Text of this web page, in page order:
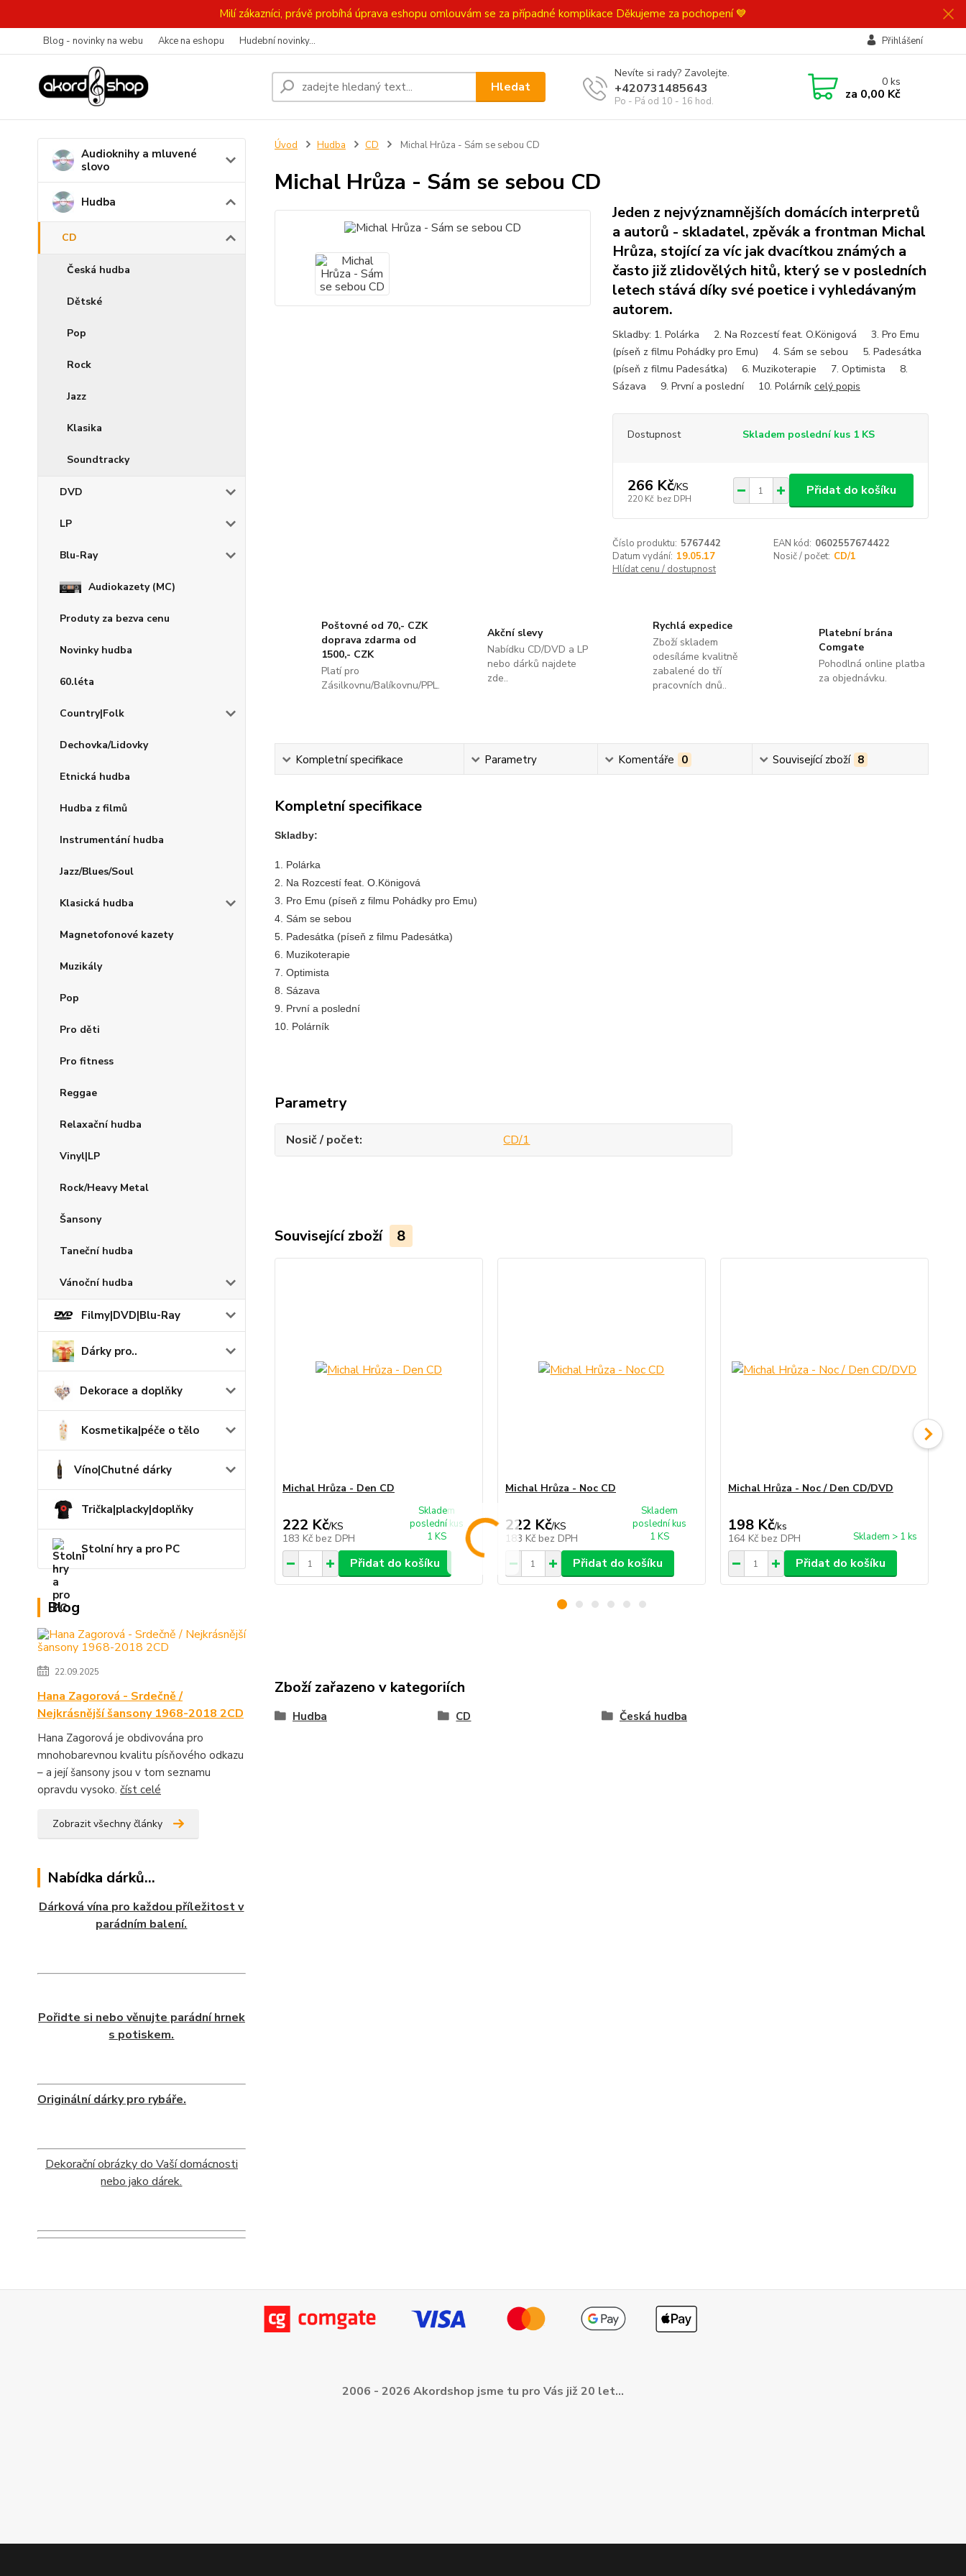
Milí zákazníci, právě probíhá úprava eshopu omlouvám se za případné komplikace Děkujeme za pochopení 💙
Blog - novinky na webu Akce na eshopu Hudební novinky... Přihlášení
Hledat
Nevíte si rady? Zavolejte.
+420731485643
Po - Pá od 10 - 16 hod.
0ks
za 0,00 Kč
Audioknihy a mluvené
slovo
Hudba
CD
Česká hudba
Dětské
Pop
Rock
Jazz
Klasika
Soundtracky
DVD
LP
Blu-Ray
Audiokazety (MC)
Produty za bezva cenu
Novinky hudba
60.léta
Country|Folk
Dechovka/Lidovky
Etnická hudba
Hudba z filmů
Instrumentání hudba
Jazz/Blues/Soul
Klasická hudba
Magnetofonové kazety
Muzikály
Pop
Pro děti
Pro fitness
Reggae
Relaxační hudba
Vinyl|LP
Rock/Heavy Metal
Šansony
Taneční hudba
Vánoční hudba
Filmy|DVD|Blu-Ray
Dárky pro..
Dekorace a doplňky
Kosmetika|péče o tělo
Víno|Chutné dárky
Trička|placky|doplňky
Stolní hry a pro PC
Blog
22.09.2025
Hana Zagorová - Srdečně /
Nejkrásnější šansony 1968-2018 2CD
Hana Zagorová je obdivována pro
mnohobarevnou kvalitu písňového odkazu
– a její šansony jsou v tom seznamu
opravdu vysoko. číst celé
Zobrazit všechny články
Nabídka dárků...
Dárková vína pro každou příležitost v
parádním balení.
Pořidte si nebo věnujte parádní hrnek
s potiskem.
Originální dárky pro rybáře.
Dekorační obrázky do Vaší domácnosti
nebo jako dárek.
Úvod Hudba CD Michal Hrůza - Sám se sebou CD
Michal Hrůza - Sám se sebou CD
Jeden z nejvýznamnějších domácích interpretů
a autorů - skladatel, zpěvák a frontman Michal
Hrůza, stojící za víc jak dvacítkou známých a
často již zlidovělých hitů, který se v posledních
letech stává díky své poetice i vyhledávaným
autorem.
Skladby: 1. Polárka 2. Na Rozcestí feat. O.Königová 3. Pro Emu
(píseň z filmu Pohádky pro Emu) 4. Sám se sebou 5. Padesátka
(píseň z filmu Padesátka) 6. Muzikoterapie 7. Optimista 8.
Sázava 9. První a poslední 10. Polárník celý popis
Dostupnost Skladem poslední kus 1 KS
266 Kč/KS
220 Kč bez DPH
Přidat do košíku
Číslo produktu: 5767442 EAN kód: 0602557674422
Datum vydání: 19.05.17 Nosič / počet: CD/1
Hlídat cenu / dostupnost
Poštovné od 70,- CZK
doprava zdarma od
1500,- CZK
Platí pro
Zásilkovnu/Balíkovnu/PPL.
Akční slevy
Nabídku CD/DVD a LP
nebo dárků najdete
zde..
Rychlá expedice
Zboží skladem
odesíláme kvalitně
zabalené do tří
pracovních dnů..
Platební brána
Comgate
Pohodlná online platba
za objednávku.
Kompletní specifikace Parametry Komentáře 0 Související zboží 8
Kompletní specifikace
Skladby:
1. Polárka
2. Na Rozcestí feat. O.Königová
3. Pro Emu (píseň z filmu Pohádky pro Emu)
4. Sám se sebou
5. Padesátka (píseň z filmu Padesátka)
6. Muzikoterapie
7. Optimista
8. Sázava
9. První a poslední
10. Polárník
Parametry
Nosič / počet CD/1
Související zboží 8
Michal Hrůza - Den CD
222 Kč/KS
183 Kč bez DPH
Skladem
poslední kus
1 KS
Přidat do košíku
Michal Hrůza - Noc CD
222 Kč/KS
183 Kč bez DPH
Skladem
poslední kus
1 KS
Přidat do košíku
Michal Hrůza - Noc / Den CD/DVD
198 Kč/ks
164 Kč bez DPH Skladem > 1 ks
Přidat do košíku
Zboží zařazeno v kategoriích
Hudba CD Česká hudba
2006 - 2026 Akordshop jsme tu pro Vás již 20 let...